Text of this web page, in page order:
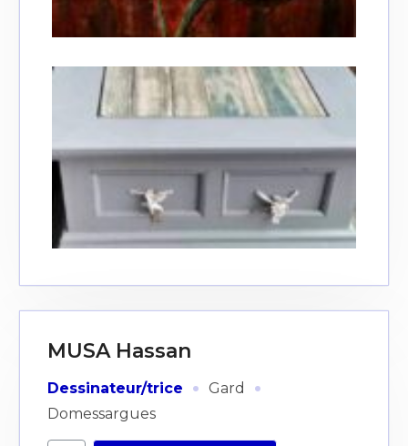
MUSA Hassan
Dessinateur/trice · Gard ·
Domessargues